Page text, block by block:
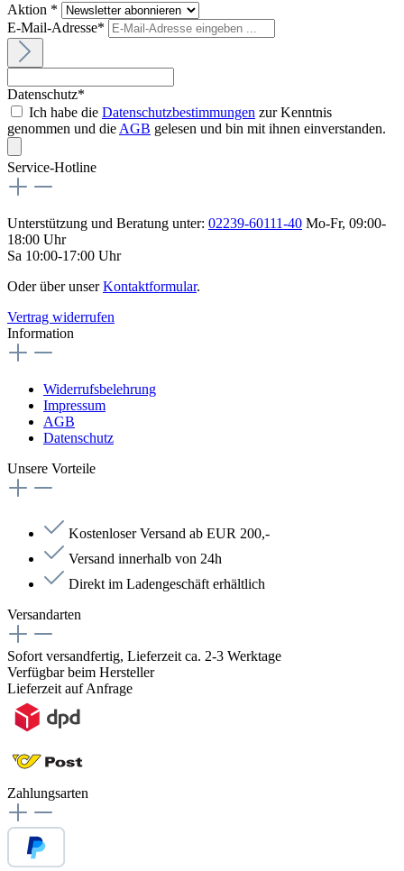
Aktion *
E-Mail-Adresse*
Datenschutz*
Ich habe die Datenschutzbestimmungen zur Kenntnis
genommen und die AGB gelesen und bin mit ihnen einverstanden.
Service-Hotline
Unterstützung und Beratung unter: 02239-60111-40 Mo-Fr, 09:00-
18:00 Uhr
Sa 10:00-17:00 Uhr
Oder über unserKontaktformular.
Vertrag widerrufen
Information
Widerrufsbelehrung
Impressum
AGB
Datenschutz
Unsere Vorteile
Kostenloser Versand ab EUR 200,-
Versand innerhalb von 24h
Direkt im Ladengeschäft erhältlich
Versandarten
Sofort versandfertig, Lieferzeit ca. 2-3 Werktage
Verfügbar beim Hersteller
Lieferzeit auf Anfrage
Zahlungsarten